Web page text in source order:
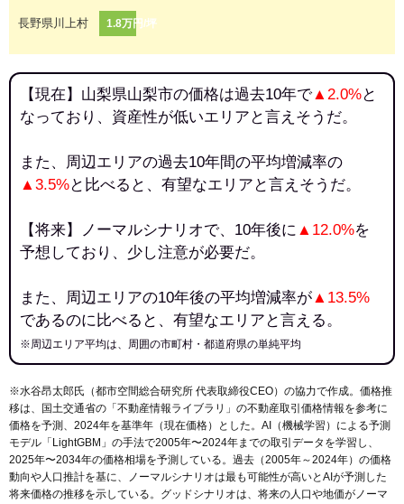
長野県川上村 1.8万円/坪
【現在】山梨県山梨市の価格は過去10年で▲2.0%と
なっており、資産性が低いエリアと言えそうだ。
また、周辺エリアの過去10年間の平均増減率の
▲3.5%と比べると、有望なエリアと言えそうだ。
【将来】ノーマルシナリオで、10年後に ▲12.0%を
予想しており、少し注意が必要だ。
また、周辺エリアの10年後の平均増減率が▲13.5%
であるのに比べると、有望なエリアと言える。
※周辺エリア平均は、周囲の市町村・都道府県の単純平均
※水谷昂太郎氏（都市空間総合研究所 代表取締役CEO）の協力で作成。価格推
移は、国土交通省の「 不動産情報ライブラリ 」の不動産取引価格情報を参考に
価格を予測、2024年を基準年（現在価格）とした。AI（機械学習）による予測
モデル「LightGBM」の手法で2005年〜2024年までの取引データを学習し、
2025年〜2034年の価格相場を予測している。過去（2005年～2024年）の価格
動向や人口推計を基に、ノーマルシナリオは最も可能性が高いとAIが予測した
将来価格の推移を示している。グッドシナリオは、将来の人口や地価がノーマ